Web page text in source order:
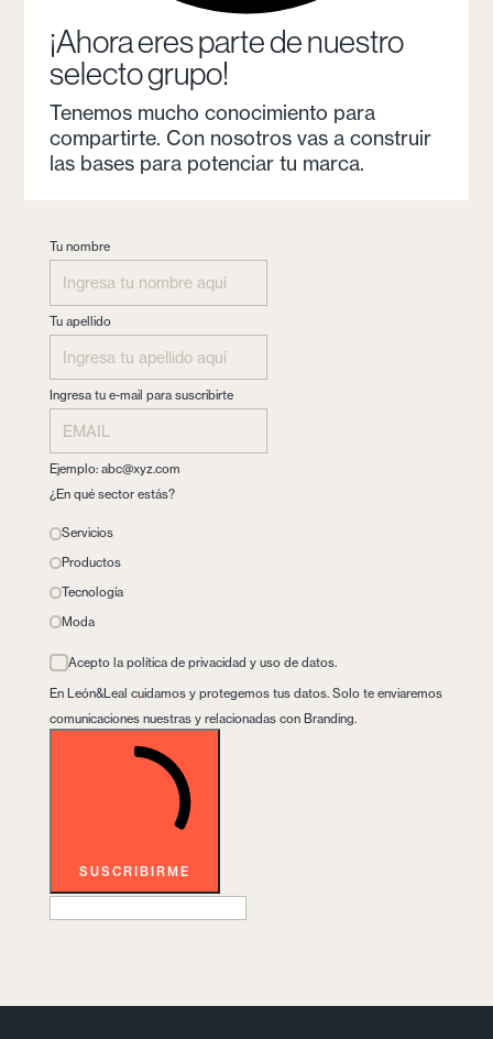
¡Ahora eres parte de nuestro
selecto grupo!
Tenemos mucho conocimiento para
compartirte. Con nosotros vas a construir
las bases para potenciar tu marca.
Tu nombre
Tu apellido
Ingresa tu e-mail para suscribirte
Ejemplo: abc@xyz.com
¿En qué sector estás?
Servicios
Productos
Tecnología
Moda
Acepto la política de privacidad y uso de datos.
En León&Leal cuidamos y protegemos tus datos. Solo te enviaremos
comunicaciones nuestras y relacionadas con Branding.
SUSCRIBIRME